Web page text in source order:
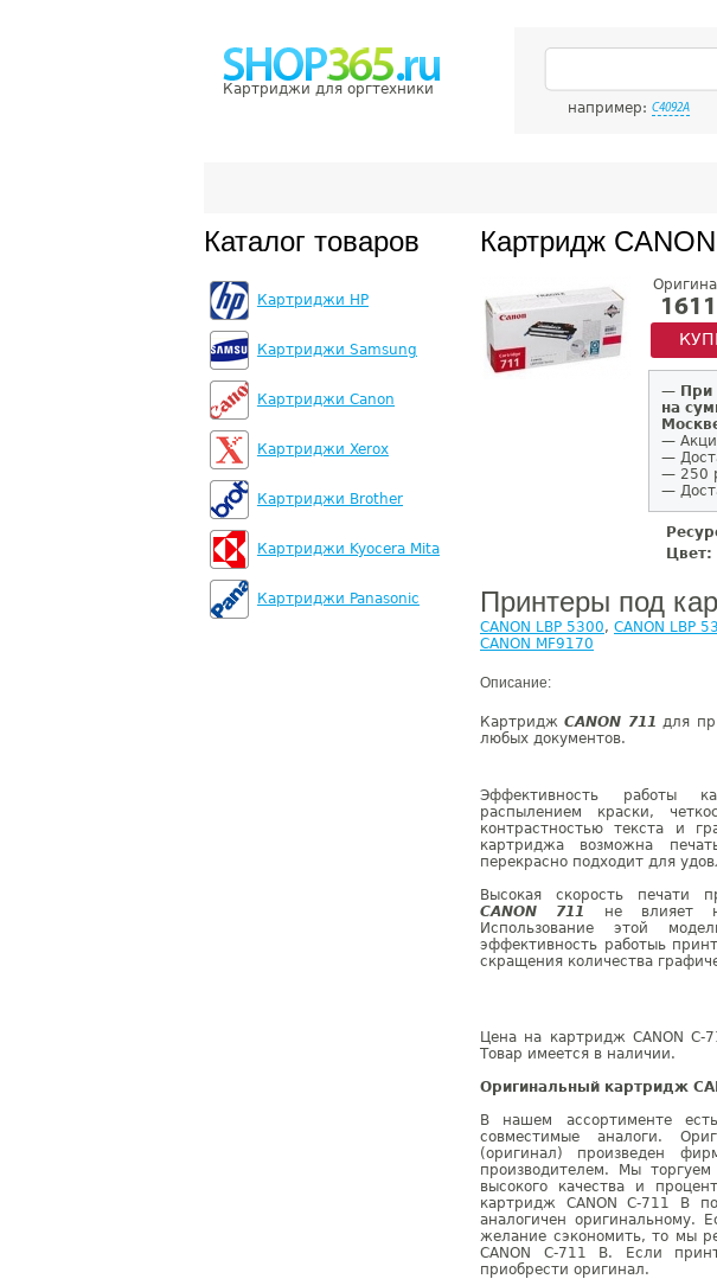
Картриджи для оргтехники
например: C4092A
Каталог товаров
Картриджи HP
Картриджи Samsung
Картриджи Canon
Картриджи Xerox
Картриджи Brother
Картриджи Kyocera Mita
Картриджи Panasonic
Картридж
— При
на
—
—
— 250
—
Цвет:
Принтеры под
CANON LBP 5300, CANON LBP
CANON MF9170
Описание:
КартриджCANON 711 для
любых документов.
Эффективность работы
распылением краски,
контрастностью текста и
картриджа возможна
перекрасно подходит для
Высокая скорость печати
CANON 711 не влияет
Использование этой
эффективность работыь
скращения количества
Цена на картридж CANON C-
Товар имеется в наличии.
Оригинальный картридж
В нашем ассортименте
совместимые аналоги.
(оригинал) произведен
производителем. Мы
высокого качества и
картридж CANON C-711 B
аналогичен оригинальному.
желание сэкономить, то мы
CANON C-711 B. Если
приобрести оригинал.